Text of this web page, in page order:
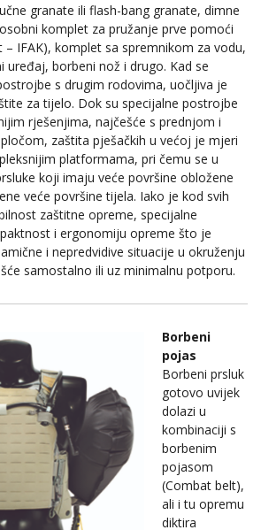
granate ili flash-bang granate, dimne
komplet za pružanje prve pomoći
– IFAK), komplet sa spremnikom za vodu,
uređaj, borbeni nož i drugo. Kad se
s drugim rodovima, uočljiva je
za tijelo. Dok su specijalne postrojbe
rješenjima, najčešće s prednjom i
zaštita pješačkih u većoj je mjeri
platformama, pri čemu se u
koji imaju veće površine obložene
veće površine tijela. Iako je kod svih
zaštitne opreme, specijalne
i ergonomiju opreme što je
i nepredvidive situacije u okruženju
samostalno ili uz minimalnu potporu.
Borbeni
pojas
Borbeni prsluk
gotovo uvijek
dolazi u
kombinaciji s
borbenim
pojasom
(Combat belt),
ali i tu opremu
diktira